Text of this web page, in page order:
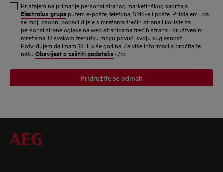
mail
adresu
Pristajem na primanje personaliziranog marketinškog sadržaja
Electrolux grupe putem e-pošte, telefona, SMS-a i pošte. Pristajem i da
se moji osobni podaci dijele s mrežama trećih strana i koriste za
personalizirane oglase na web stranicama trećih strana i društvenim
mrežama. U svakom trenutku mogu povući svoju suglasnost.
Potvrđujem da imam 18 ili više godina. Za više informacija pročitajte
našu Obavijest o zaštiti podataka .</p>
Pridružite se odmah